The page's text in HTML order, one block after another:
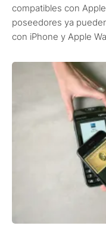
compatibles con
poseedores ya
con iPhone y Apple